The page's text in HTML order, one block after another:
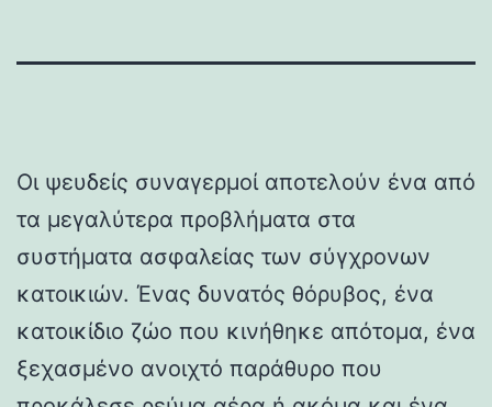
Οι ψευδείς συναγερμοί αποτελούν ένα από
τα μεγαλύτερα προβλήματα στα
συστήματα ασφαλείας των σύγχρονων
κατοικιών. Ένας δυνατός θόρυβος, ένα
κατοικίδιο ζώο που κινήθηκε απότομα, ένα
ξεχασμένο ανοιχτό παράθυρο που